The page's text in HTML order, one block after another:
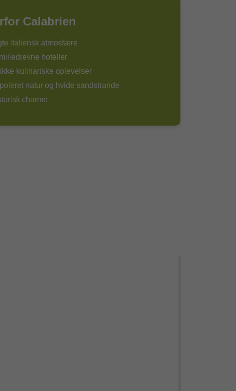
Calabrien
italiensk atmosfære
hoteller
kulinariske oplevelser
natur og hvide sandstrande
charme